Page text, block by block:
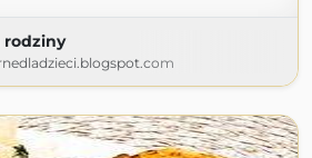
rodziny